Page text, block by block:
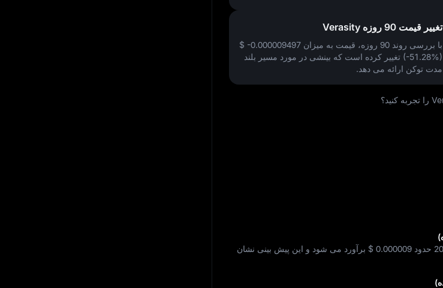
تغییر قیمت 90 روزه Verasity
با بررسی روند 90 روزه، قیمت به میزان
$ -0.000009497
(-51.28%) تغییر کرده است که بینشی در مورد مسیر بلند
مدت توکن ارائه می‌ دهد.
$ 0.000009 برآورد می‌ شود و این پیش‌ بینی نشان‌